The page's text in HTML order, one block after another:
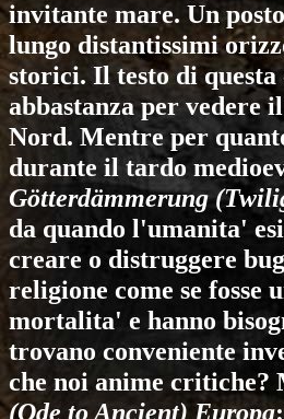
invitante mare. Un
lungo distantissimi
storici. Il testo di questa
abbastanza per vedere
Nord. Mentre per
durante il tardo
Götterdämmerung
da quando l'umanita'
creare o distruggere
religione come se
mortalita' e hanno
trovano conveniente
che noi anime critiche?
(Ode to Ancient) Europa